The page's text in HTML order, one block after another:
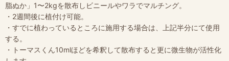
脂ぬか」1〜2kgを散布しビニールやワラでマルチング。
・2週間後に植付け可能。
・すでに植わっているところに施用する場合は、上記半分にて使用
する。
・トーマスくん10mlほどを希釈して散布すると更に微生物が活性化